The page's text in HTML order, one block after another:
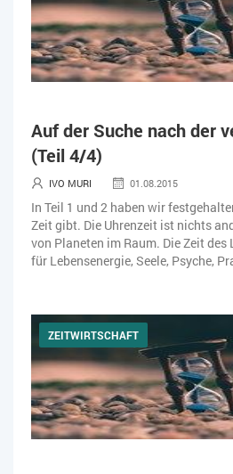
Auf der Suche nach der
(Teil 4/4)
IVO MURI 01.08.2015
In Teil 1 und 2 haben wir
Zeit gibt. Die Uhrenzeit ist nichts
von Planeten im Raum. Die Zeit
für Lebensenergie, Seele, Psyche,
ZEITWIRTSCHAFT